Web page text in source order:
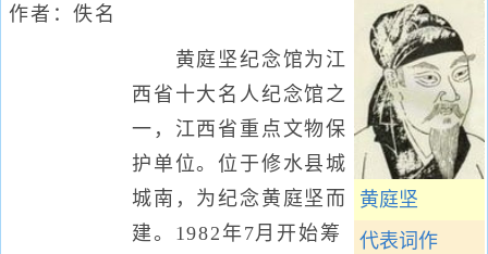
黄庭坚
代表词作
作者：佚名
黄庭坚纪念馆为江
西省十大名人纪念馆之
一，江西省重点文物保
护单位。位于修水县城
城南，为纪念黄庭坚而
建。1982年7月开始筹